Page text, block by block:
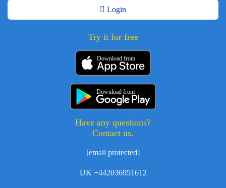
Login
Try it for free
Download from
Download from
Have any questions?
Contact us.
[email protected]
UK +442036951612